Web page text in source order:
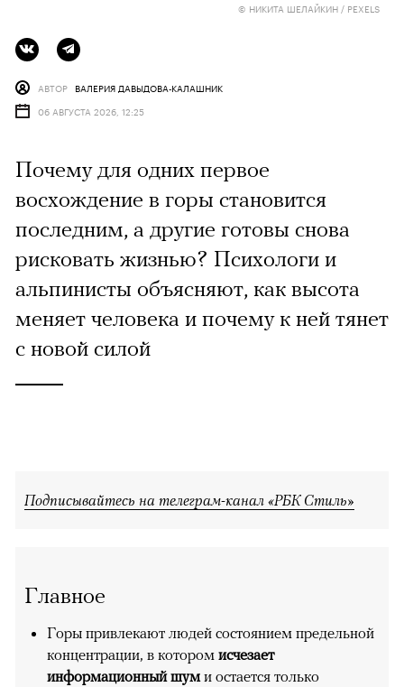
© НИКИТА ШЕЛАЙКИН / PEXELS
АВТОР ВАЛЕРИЯ ДАВЫДОВА-КАЛАШНИК
06 АВГУСТА 2026, 12:25
Почему для одних первое
восхождение в горы становится
последним, а другие готовы снова
рисковать жизнью? Психологи и
альпинисты объясняют, как высота
меняет человека и почему к ней тянет
с новой силой
Подписывайтесь на телеграм-канал «РБК Стиль»
Главное
Горы привлекают людей состоянием предельной
концентрации, в котором исчезает
информационный шуми остается только